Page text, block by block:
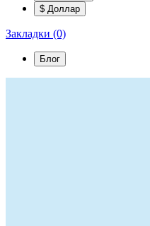
$ Доллар
Закладки (0)
Блог